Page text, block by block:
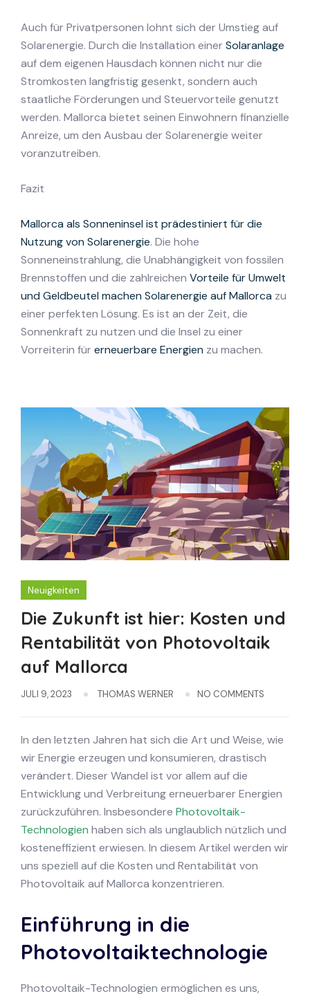
Auch für Privatpersonen lohnt sich der Umstieg auf
Solarenergie. Durch die Installation einerSolaranlage
auf dem eigenen Hausdach können nicht nur die
Stromkosten langfristig gesenkt, sondern auch
staatliche Förderungen und Steuervorteile genutzt
werden. Mallorca bietet seinen Einwohnern finanzielle
Anreize, um den Ausbau der Solarenergie weiter
voranzutreiben.
Fazit
Mallorca als Sonneninsel ist prädestiniert für die
Nutzung von Solarenergie. Die hohe
Sonneneinstrahlung, die Unabhängigkeit von fossilen
Brennstoffen und die zahlreichen Vorteile für Umwelt
und Geldbeutel machen Solarenergie auf Mallorca zu
einer perfekten Lösung. Es ist an der Zeit, die
Sonnenkraft zu nutzen und die Insel zu einer
Vorreiterin fürerneuerbare Energien zu machen.
Neuigkeiten
Die Zukunft ist hier: Kosten und
Rentabilität von Photovoltaik
auf Mallorca
JULI 9, 2023 THOMAS WERNER NO COMMENTS
In den letzten Jahren hat sich die Art und Weise, wie
wir Energie erzeugen und konsumieren, drastisch
verändert. Dieser Wandel ist vor allem auf die
Entwicklung und Verbreitung erneuerbarer Energien
zurückzuführen. Insbesondere Photovoltaik-
Technologien haben sich als unglaublich nützlich und
kosteneffizient erwiesen. In diesem Artikel werden wir
uns speziell auf die Kosten und Rentabilität von
Photovoltaik auf Mallorca konzentrieren.
Einführung in die
Photovoltaiktechnologie
Photovoltaik-Technologien ermöglichen es uns,